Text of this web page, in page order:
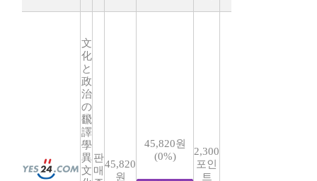
文
化
と
政
治
の
飜
譯
學
異
文
판
매
45,820
원
45,820원
(0%)
2,300
포인
트